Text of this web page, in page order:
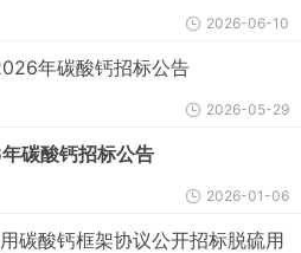
2026-06-10
年碳酸钙招标公告
2026-05-29
碳酸钙招标公告
2026-01-06
碳酸钙框架协议公开招标脱硫用